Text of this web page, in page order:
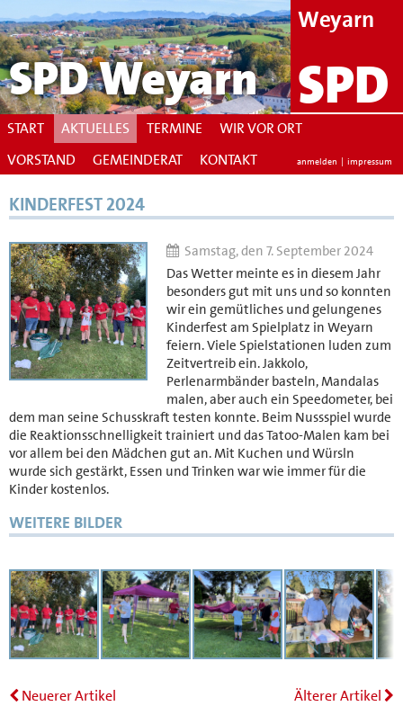
SPD Weyarn
START AKTUELLES TERMINE
WIR VOR ORT
VORSTAND
GEMEINDERAT KONTAKT anmelden | impressum
Weyarn
SPD
KINDERFEST 2024
Samstag, den 7. September 2024
Das Wetter meinte es in diesem Jahr
besonders gut mit uns und so konnten
wir ein gemütliches und gelungenes
Kinderfest am Spielplatz in Weyarn
feiern. Viele Spielstationen luden zum
Zeitvertreib ein. Jakkolo,
Perlenarmbänder basteln, Mandalas
malen, aber auch ein Speedometer, bei
dem man seine Schusskraft testen konnte. Beim Nussspiel wurde
die Reaktionsschnelligkeit trainiert und das Tatoo-Malen kam bei
vor allem bei den Mädchen gut an. Mit Kuchen und Würsln
wurde sich gestärkt, Essen und Trinken war wie immer für die
Kinder kostenlos.
WEITERE BILDER
Neuerer Artikel Älterer Artikel